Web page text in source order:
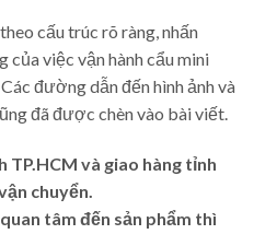
cấu trúc rõ ràng, nhấn
của việc vận hành cẩu mini
đường dẫn đến hình ảnh và
đã được chèn vào bài viết.
TP.HCM và giao hàng tỉnh
chuyển.
tâm đến sản phẩm thì